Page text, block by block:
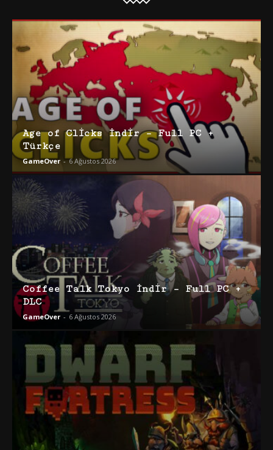
Age of Clicks İndir – Full PC +
Türkçe
GameOver - 6 Ağustos 2026
Coffee Talk Tokyo İndir – Full PC +
DLC
GameOver - 6 Ağustos 2026